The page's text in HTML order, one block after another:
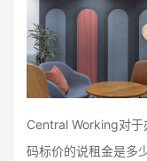
Central Working对于
码标价的说租金是多